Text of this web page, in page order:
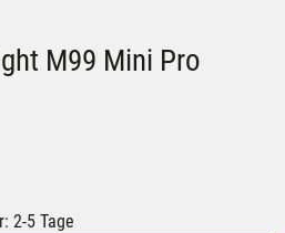
M99 Mini Pro
2-5 Tage